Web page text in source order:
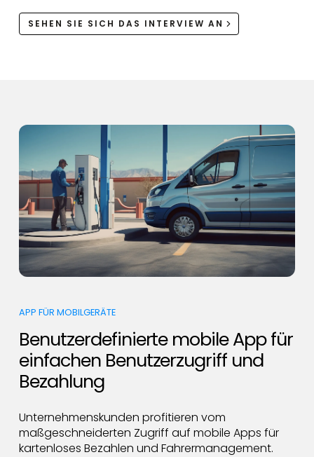
SEHEN SIE SICH DAS INTERVIEW AN
APP FÜR MOBILGERÄTE
Benutzerdefinierte mobile App für
einfachen Benutzerzugriff und
Bezahlung
Unternehmenskunden profitieren vom
maßgeschneiderten Zugriff auf mobile Apps für
kartenloses Bezahlen und Fahrermanagement.